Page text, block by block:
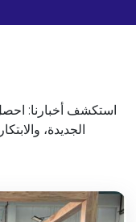
استكشف أخبارنا:
الجديدة،